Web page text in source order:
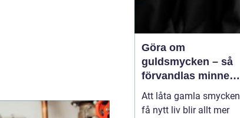
Göra om
guldsmycken – så
förvandlas minnen
till nya favoriter
Att låta gamla smycken
få nytt liv blir allt mer